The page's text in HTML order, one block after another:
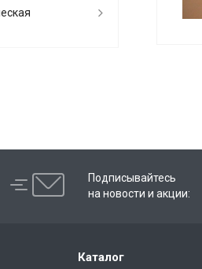
Подписывайтесь
на новости и акции:
Каталог